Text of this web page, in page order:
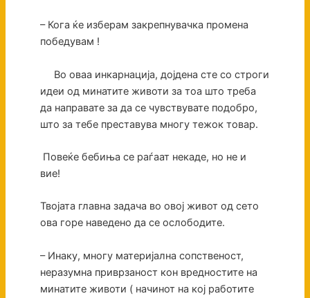
– Кога ќе изберам закрепнувачка промена
победувам !
Во оваа инкарнација, дојдена сте со строги
идеи од минатите животи за тоа што треба
да направате за да се чувствувате подобро,
што за тебе преставува многу тежок товар.
Повеќе бебиња се раѓаат некаде, но не и
вие!
Твојата главна задача во овој живот од сето
ова горе наведено да се ослободите.
– Инаку, многу материјална сопственост,
неразумна приврзаност кон вредностите на
минатите животи ( начинот на кој работите